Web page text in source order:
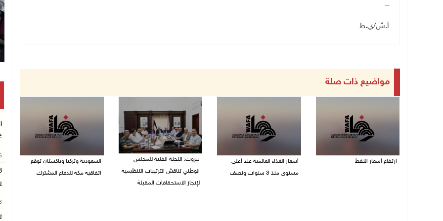
ــــ
أ.ش/ي.ط
مواضيع ذات صلة
ارتفاع أسعار النفط
أسعار الغذاء العالمية عند أعلى
مستوى منذ 3 سنوات ونصف
بيروت: اللجنة الفنية للمجلس
الوطني تناقش الترتيبات التنظيمية
لإنجاز الاستحقاقات المقبلة
السعودية وتركيا وباكستان توقع
اتفاقية مكة للدفاع المشترك